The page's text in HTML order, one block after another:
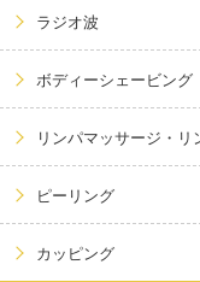
ラジオ波
ボディーシェービング
リンパマッサージ・リ
ピーリング
カッピング